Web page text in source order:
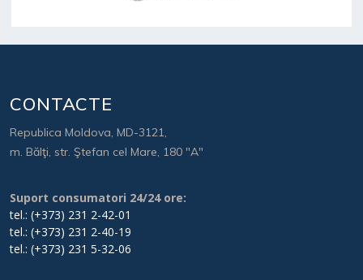
CONTACTE
Republica Moldova, MD-3121,
m. Bălţi, str. Ştefan cel Mare, 180 "A"
Suport consumatori 24/24 ore:
tel.: (+373) 231 2-42-01
tel.: (+373) 231 2-40-19
tel.: (+373) 231 5-32-06